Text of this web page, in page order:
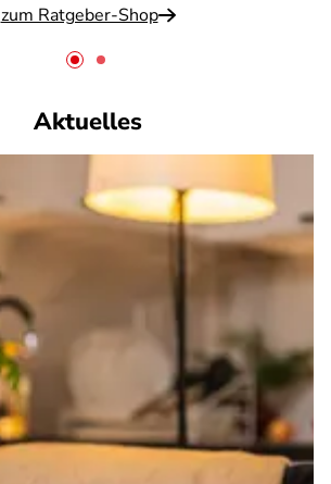
zum Ratgeber-Shop
Aktuelles